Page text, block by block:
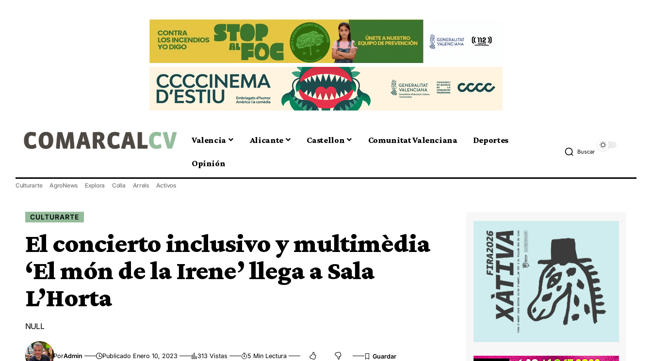
Valencia Alicante Castellon Comunitat Valenciana Deportes
Opinión
Buscar
Culturarte AgroNews Explora Colla Arrels Activos
CULTURARTE
El concierto inclusivo y multimèdia
‘El món de la Irene’ llega a Sala
L’Horta
NULL
PorAdmin Publicado Enero 10, 2023 313 Vistas 5 Min Lectura